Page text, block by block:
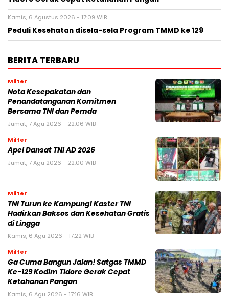
Kamis, 6 Agustus 2026 - 17:09 WIB
Peduli Kesehatan disela-sela Program TMMD ke 129
BERITA TERBARU
Milter
Nota Kesepakatan dan
Penandatanganan Komitmen
Bersama TNI dan Pemda
Jumat, 7 Agu 2026 - 22:06 WIB
Milter
Apel Dansat TNI AD 2026
Jumat, 7 Agu 2026 - 22:00 WIB
Milter
TNI Turun ke Kampung! Kaster TNI
Hadirkan Baksos dan Kesehatan Gratis
di Lingga
Kamis, 6 Agu 2026 - 17:22 WIB
Milter
Ga Cuma Bangun Jalan! Satgas TMMD
Ke-129 Kodim Tidore Gerak Cepat
Ketahanan Pangan
Kamis, 6 Agu 2026 - 17:16 WIB